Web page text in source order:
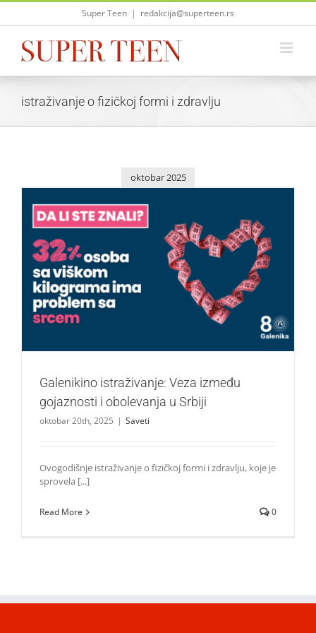
Skip
Super Teen | redakcija@superteen.rs
istraživanje o fizičkoj formi i zdravlju
oktobar 2025
Galenikino istraživanje: Veza između gojaznosti i
obolevanja u Srbiji
Galenikino istraživanje: Veza između
gojaznosti i obolevanja u Srbiji
oktobar 20th, 2025 | Saveti
Ovogodišnje istraživanje o fizičkoj formi i zdravlju, koje je
sprovela [...]
Read More 0